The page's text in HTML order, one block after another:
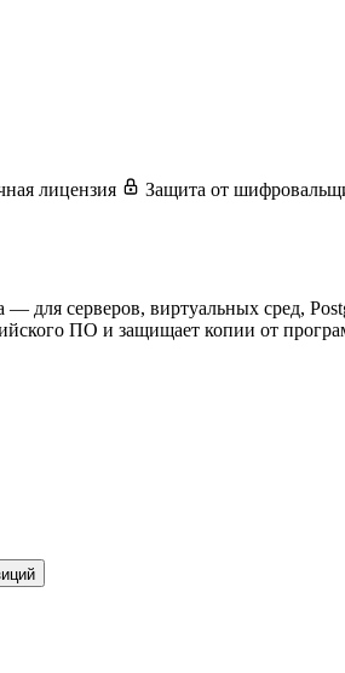
лицензия Защита от
— для серверов, виртуальных сред,
ПО и защищает копии от